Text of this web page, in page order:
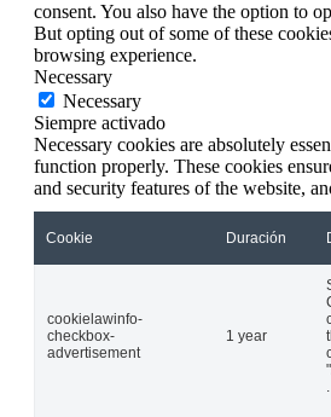
consent. You also have the option to
But opting out of some of these
browsing experience.
Necessary
Necessary
Siempre activado
Necessary cookies are absolutely
function properly. These cookies
and security features of the website,
Cookie Duración
cookielawinfo-
checkbox-
advertisement
1 year